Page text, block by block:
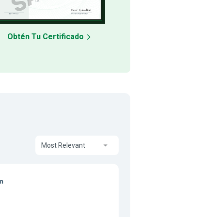
Obtén Tu Certificado
Most Relevant